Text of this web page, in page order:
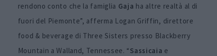
rendono conto che la famiglia Gaja ha altre realtà al di
fuori del Piemonte”, afferma Logan Griffin, direttore
food & beverage di Three Sisters presso Blackberry
Mountain a Walland, Tennessee. “Sassicaia e